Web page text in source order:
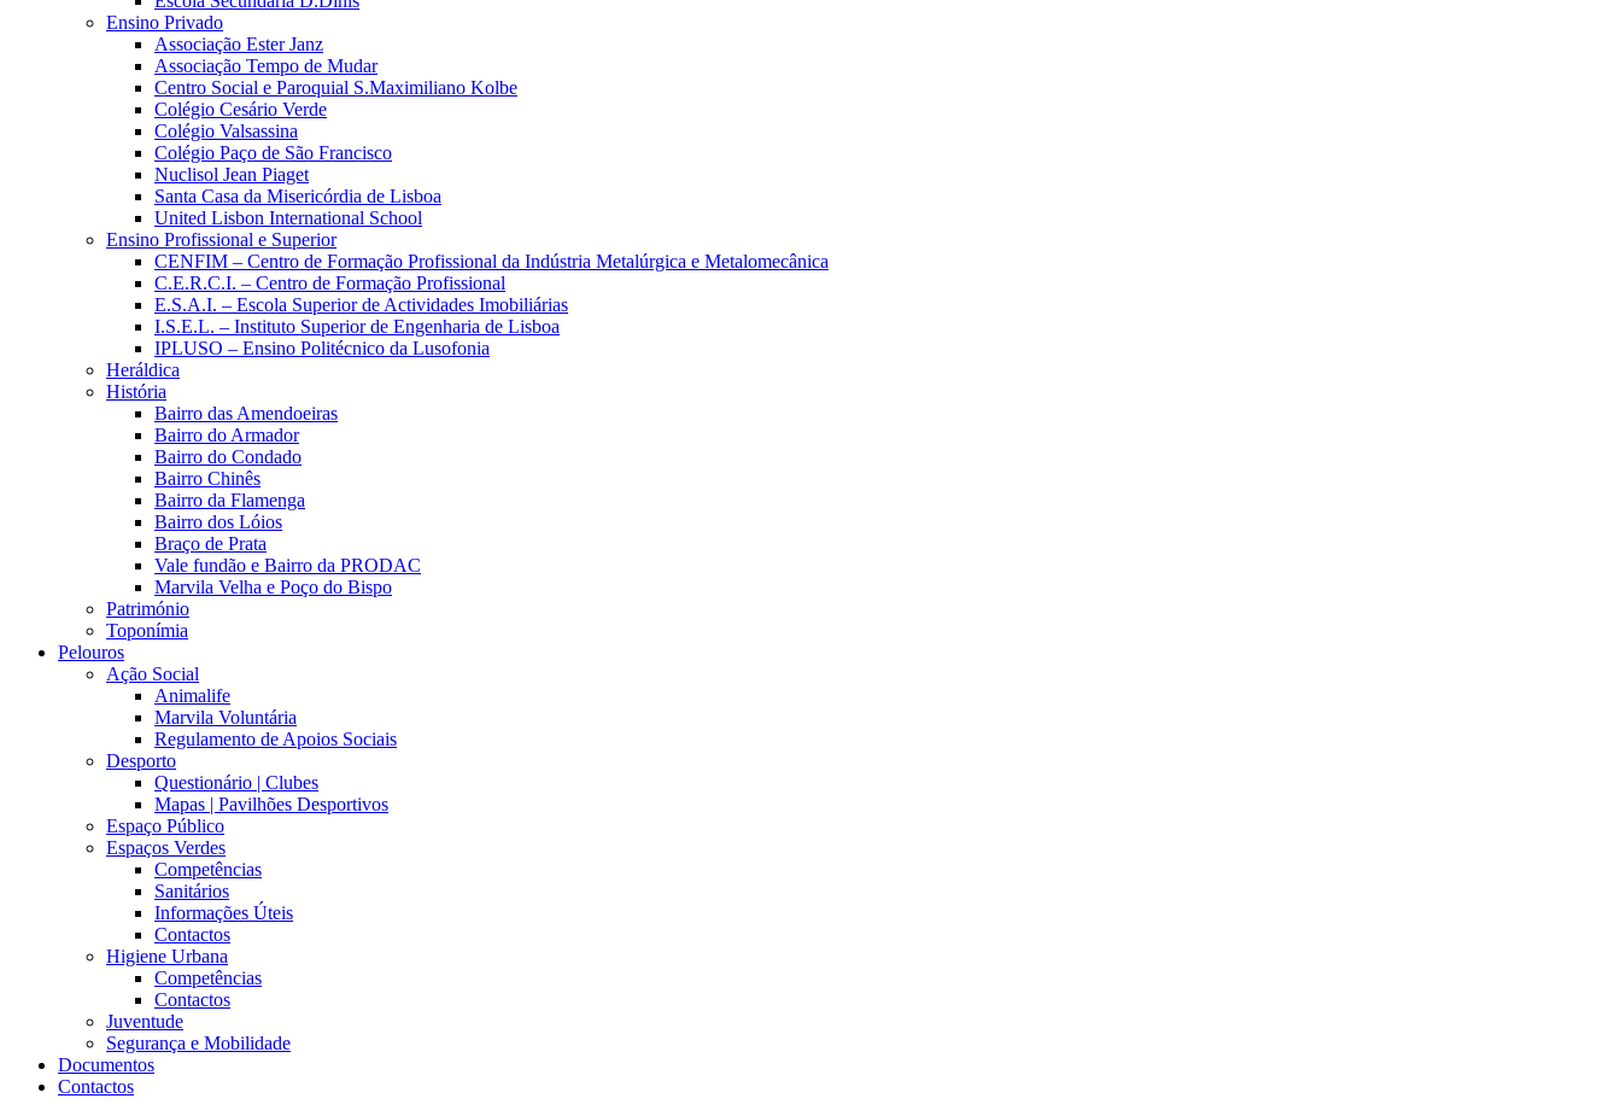
Ensino Privado
Associação Ester Janz
Associação Tempo de Mudar
Centro Social e Paroquial S.Maximiliano Kolbe
Colégio Cesário Verde
Colégio Valsassina
Colégio Paço de São Francisco
Nuclisol Jean Piaget
Santa Casa da Misericórdia de Lisboa
United Lisbon International School
Ensino Profissional e Superior
CENFIM – Centro de Formação Profissional da Indústria Metalúrgica e Metalomecânica
C.E.R.C.I. – Centro de Formação Profissional
E.S.A.I. – Escola Superior de Actividades Imobiliárias
I.S.E.L. – Instituto Superior de Engenharia de Lisboa
IPLUSO – Ensino Politécnico da Lusofonia
Heráldica
História
Bairro das Amendoeiras
Bairro do Armador
Bairro do Condado
Bairro Chinês
Bairro da Flamenga
Bairro dos Lóios
Braço de Prata
Vale fundão e Bairro da PRODAC
Marvila Velha e Poço do Bispo
Património
Toponímia
Pelouros
Ação Social
Animalife
Marvila Voluntária
Regulamento de Apoios Sociais
Desporto
Questionário | Clubes
Mapas | Pavilhões Desportivos
Espaço Público
Espaços Verdes
Competências
Sanitários
Informações Úteis
Contactos
Higiene Urbana
Competências
Contactos
Juventude
Segurança e Mobilidade
Documentos
Contactos